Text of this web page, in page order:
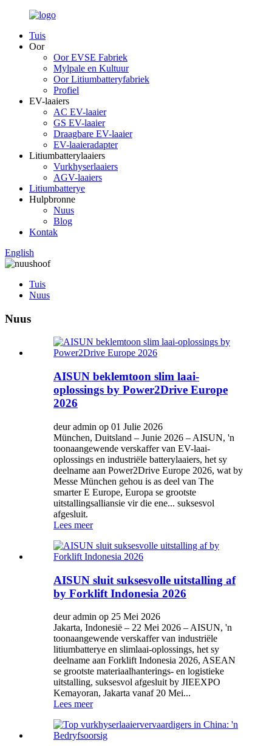
Tuis
Oor
Oor EVSE Fabriek
Mylpale en Kultuur
Oor Litiumbatteryfabriek
Profiel
EV-laaiers
AC EV-laaier
GS EV-laaier
Draagbare EV-laaier
EV-laaieradapter
Litiumbatterylaaiers
Vurkhyserlaaiers
AGV-laaiers
Litiumbatterye
Hulpbronne
Nuus
Blog
Kontak
English
Tuis
Nuus
Nuus
AISUN beklemtoon slim laai-
oplossings by Power2Drive Europe
2026
deur admin op 01 Julie 2026
München, Duitsland – Junie 2026 – AISUN, 'n
toonaangewende verskaffer van EV-laai-
oplossings en industriële batterylaaiers, het sy
deelname aan Power2Drive Europe 2026, wat by
Messe München gehou is as deel van The
smarter E Europe, Europa se grootste
uitstallingsalliansie vir die ene... suksesvol
afgesluit.
Lees meer
AISUN sluit suksesvolle uitstalling af
by Forklift Indonesia 2026
deur admin op 25 Mei 2026
Jakarta, Indonesië – 22 Mei 2026 – AISUN, 'n
toonaangewende verskaffer van industriële
litiumbatterye en slimlaai-oplossings, het sy
deelname aan Forklift Indonesia 2026, ASEAN
se grootste materiaalhanterings- en logistieke
uitstalling, suksesvol afgesluit by JIEEXPO
Kemayoran, Jakarta vanaf 20 Mei...
Lees meer